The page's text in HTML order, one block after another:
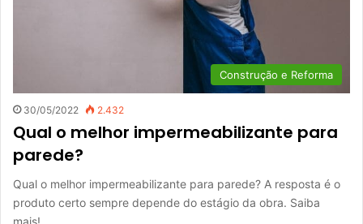
Construção e Reforma
30/05/2022 2.432
Qual o melhor impermeabilizante para
parede?
Qual o melhor impermeabilizante para parede? A resposta é o
produto certo sempre depende do estágio da obra. Saiba